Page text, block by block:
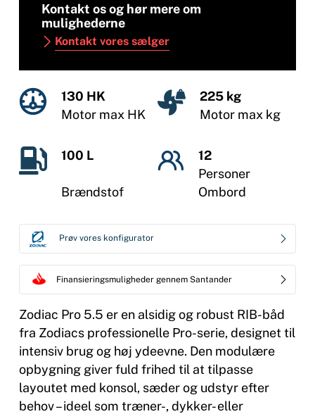
Kontakt os og hør mere om
mulighederne
Kontakt vores sælger
130 HK
Motor max HK
225 kg
Motor max kg
100 L
Brændstof
12
Personer
Ombord
Prøv vores konfigurator
Finansieringsmuligheder gennem Santander
Zodiac Pro 5.5 er en alsidig og robust RIB-båd
fra Zodiacs professionelle Pro-serie, designet til
intensiv brug og høj ydeevne. Den modulære
opbygning giver fuld frihed til at tilpasse
layoutet med konsol, sæder og udstyr efter
behov – ideel som træner-, dykker- eller